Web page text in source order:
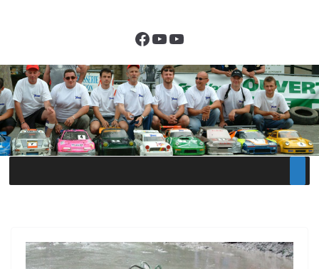
Facebook
YouTube
YouTube